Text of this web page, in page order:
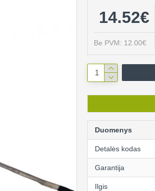
14.52€
Be PVM: 12.00€
Duomenys
Detalės kodas
Garantija
Ilgis